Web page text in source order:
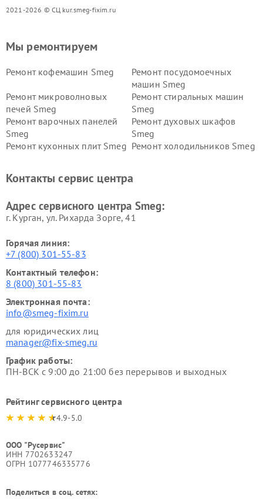
2021-2026 © СЦ kur.smeg-fixim.ru
Мы ремонтируем
Ремонт кофемашин Smeg
Ремонт посудомоечных
машин Smeg
Ремонт микроволновых
печей Smeg
Ремонт стиральных машин
Smeg
Ремонт варочных панелей
Smeg
Ремонт духовых шкафов
Smeg
Ремонт кухонных плит Smeg Ремонт холодильников Smeg
Контакты сервис центра
Адрес сервисного центра Smeg:
г. Курган, ул. Рихарда Зорге, 41
Горячая линия:
+7 (800) 301-55-83
Контактный телефон:
8 (800) 301-55-83
Электронная почта:
info@smeg-fixim.ru
для юридических лиц
manager@fix-smeg.ru
График работы:
ПН-ВСК с 9:00 до 21:00 без перерывов и выходных
Рейтинг сервисного центра
4.9-5.0
ООО "Русервис"
ИНН 7702633247
ОГРН 1077746335776
Поделиться в соц. сетях: